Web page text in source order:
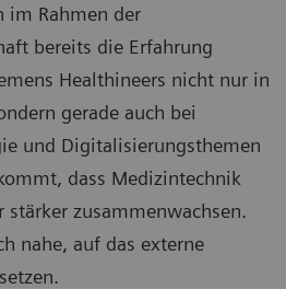
im Rahmen der
bereits die Erfahrung
Healthineers nicht nur in
gerade auch bei
und Digitalisierungsthemen
dass Medizintechnik
zusammenwachsen.
nahe, auf das externe